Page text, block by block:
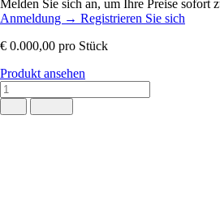
Melden Sie sich an, um Ihre Preise sofort
Anmeldung → Registrieren Sie sich
€ 0.000,00 pro Stück
Produkt ansehen